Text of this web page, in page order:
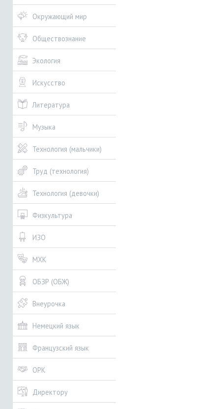
Окружающий мир
Обществознание
Экология
Искусство
Литература
Музыка
Технология (мальчики)
Труд (технология)
Технология (девочки)
Физкультура
ИЗО
МХК
ОБЗР (ОБЖ)
Внеурочка
Немецкий язык
Французский язык
ОРК
Директору